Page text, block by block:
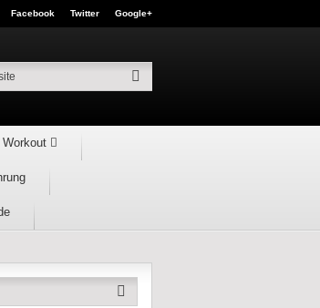
Facebook Twitter Google+
Workout